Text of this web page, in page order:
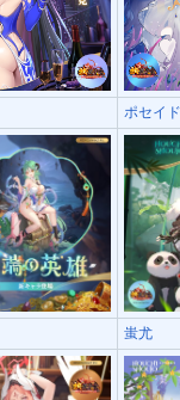
ポセイ
蚩尤